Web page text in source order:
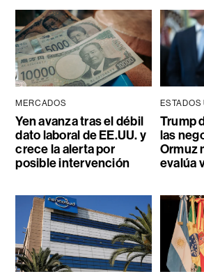
MERCADOS
Yen avanza tras el débil
dato laboral de EE.UU. y
crece la alerta por
posible intervención
ESTADOS
Trump
las
Ormuz
evalúa